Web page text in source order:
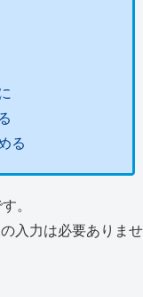
る
。
入力は必要ありませ